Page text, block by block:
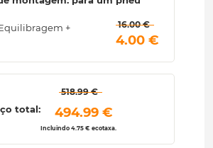
+
16.00 €
4.00 €
total:
518.99 €
494.99 €
Incluindo 4.75 € ecotaxa.